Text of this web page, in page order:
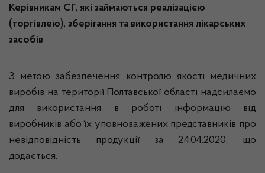
Керівникам СГ, які займаються реалізацією
(торгівлею), зберігання та використання лікарських
засобів
З метою забезпечення контролю якості медичних
виробів на території Полтавської області надсилаємо
для використання в роботі інформацію від
виробників або їх уповноважених представників про
невідповідність продукції за 24.04.2020, що
додається.